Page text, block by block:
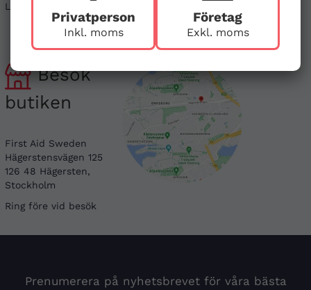
Privatperson
Inkl. moms
Företag
Exkl. moms
Lör & Sön - stängt
Besök
butiken
First Aid Sweden
Hägerstensvägen 125
126 48 Hägersten,
Stockholm
Ring före vid besök
Prenumerera på nyhetsbrevet för våra bästa